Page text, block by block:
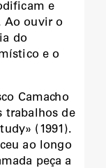
e
Ao ouvir o
do
e o
Camacho
trabalhos de
(1991).
ao longo
peça a